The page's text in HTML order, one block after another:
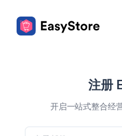
注册
开启一站式整合经